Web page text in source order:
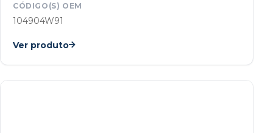
CÓDIGO(S) OEM
104904W91
Ver produto